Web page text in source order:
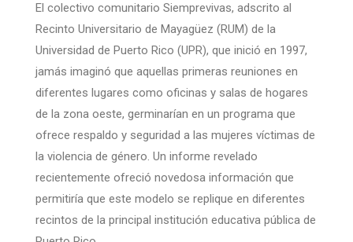
El colectivo comunitario Siemprevivas, adscrito al
Recinto Universitario de Mayagüez (RUM) de la
Universidad de Puerto Rico (UPR), que inició en 1997,
jamás imaginó que aquellas primeras reuniones en
diferentes lugares como oficinas y salas de hogares
de la zona oeste, germinarían en un programa que
ofrece respaldo y seguridad a las mujeres víctimas de
la violencia de género. Un informe revelado
recientemente ofreció novedosa información que
permitiría que este modelo se replique en diferentes
recintos de la principal institución educativa pública de